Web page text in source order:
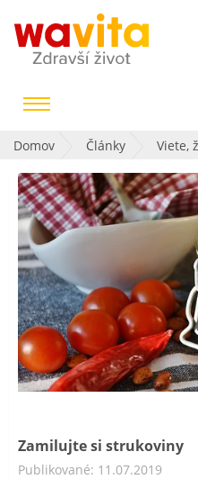
Domov Články Viete,
Zamilujte si strukoviny
Publikované: 11.07.2019